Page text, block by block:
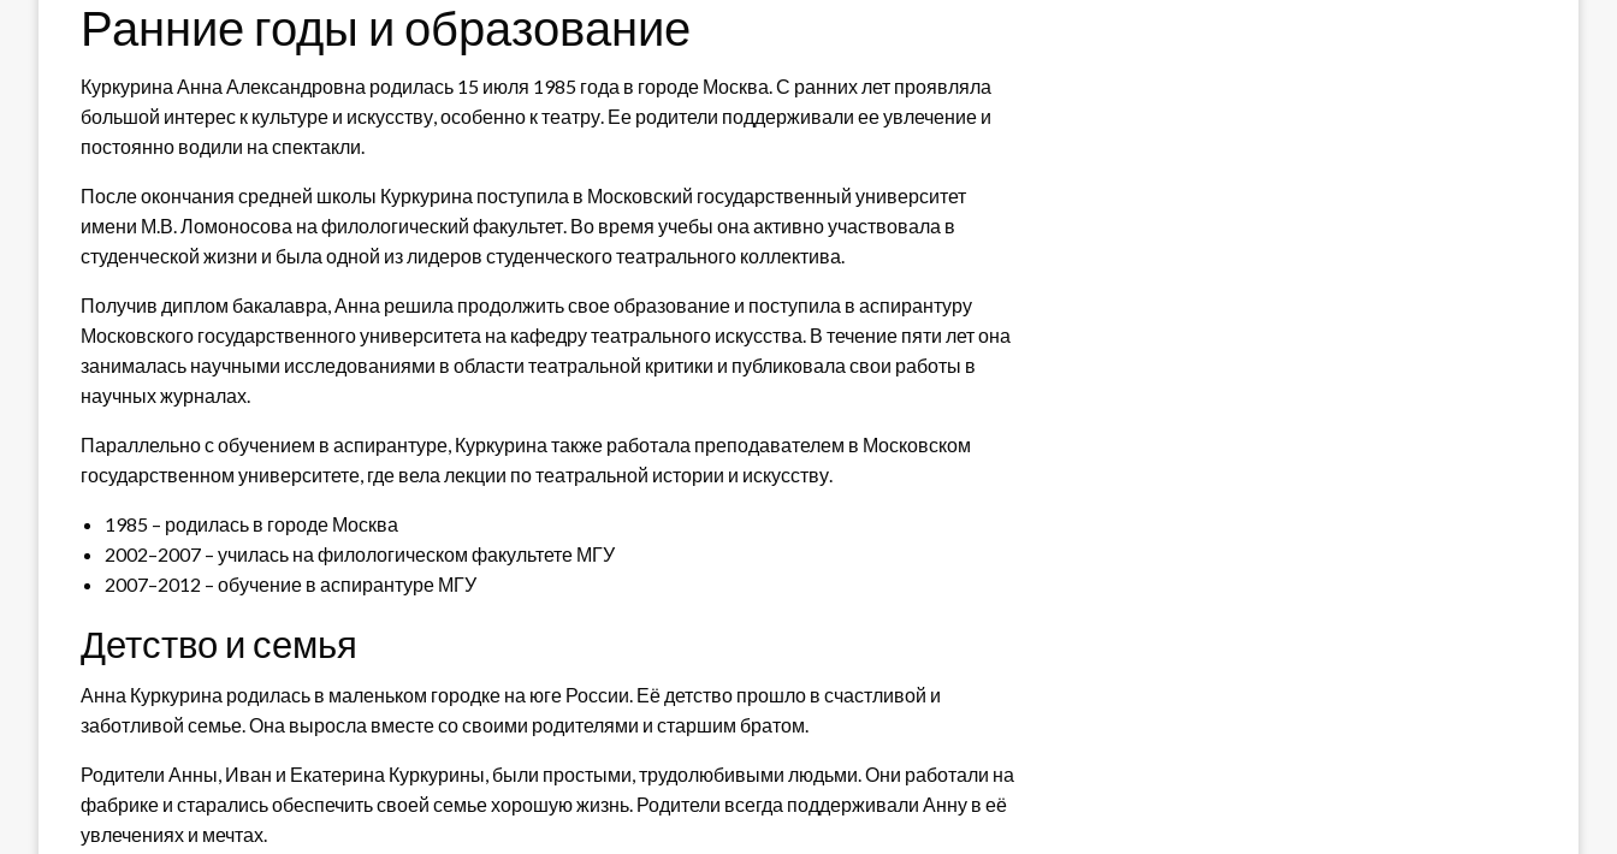
Ранние годы и образование
Куркурина Анна Александровна родилась 15 июля 1985 года в городе Москва. С ранних лет проявляла
большой интерес к культуре и искусству, особенно к театру. Ее родители поддерживали ее увлечение и
постоянно водили на спектакли.
После окончания средней школы Куркурина поступила в Московский государственный университет
имени М.В. Ломоносова на филологический факультет. Во время учебы она активно участвовала в
студенческой жизни и была одной из лидеров студенческого театрального коллектива.
Получив диплом бакалавра, Анна решила продолжить свое образование и поступила в аспирантуру
Московского государственного университета на кафедру театрального искусства. В течение пяти лет она
занималась научными исследованиями в области театральной критики и публиковала свои работы в
научных журналах.
Параллельно с обучением в аспирантуре, Куркурина также работала преподавателем в Московском
государственном университете, где вела лекции по театральной истории и искусству.
1985 – родилась в городе Москва
2002–2007 – училась на филологическом факультете МГУ
2007–2012 – обучение в аспирантуре МГУ
Детство и семья
Анна Куркурина родилась в маленьком городке на юге России. Её детство прошло в счастливой и
заботливой семье. Она выросла вместе со своими родителями и старшим братом.
Родители Анны, Иван и Екатерина Куркурины, были простыми, трудолюбивыми людьми. Они работали на
фабрике и старались обеспечить своей семье хорошую жизнь. Родители всегда поддерживали Анну в её
увлечениях и мечтах.